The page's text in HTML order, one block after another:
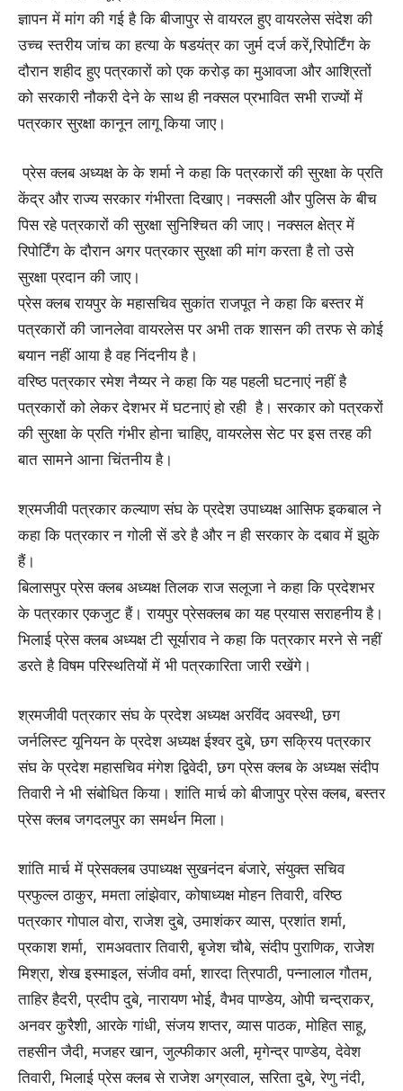
ज्ञापन में मांग की गई है कि बीजापुर से वायरल हुए वायरलेस संदेश की
उच्च स्तरीय जांच का हत्या के षडयंत्र का जुर्म दर्ज करें,रिपोर्टिंग के
दौरान शहीद हुए पत्रकारों को एक करोड़ का मुआवजा और आश्रितों
को सरकारी नौकरी देने के साथ ही नक्सल प्रभावित सभी राज्यों में
पत्रकार सुरक्षा कानून लागू किया जाए।
प्रेस क्लब अध्यक्ष के के शर्मा ने कहा कि पत्रकारों की सुरक्षा के प्रति
केंद्र और राज्य सरकार गंभीरता दिखाए। नक्सली और पुलिस के बीच
पिस रहे पत्रकारों की सुरक्षा सुनिश्चित की जाए। नक्सल क्षेत्र में
रिपोर्टिंग के दौरान अगर पत्रकार सुरक्षा की मांग करता है तो उसे
सुरक्षा प्रदान की जाए।
प्रेस क्लब रायपुर के महासचिव सुकांत राजपूत ने कहा कि बस्तर में
पत्रकारों की जानलेवा वायरलेस पर अभी तक शासन की तरफ से कोई
बयान नहीं आया है वह निंदनीय है।
वरिष्ठ पत्रकार रमेश नैय्यर ने कहा कि यह पहली घटनाएं नहीं है
पत्रकारों को लेकर देशभर में घटनाएं हो रही है। सरकार को पत्रकरों
की सुरक्षा के प्रति गंभीर होना चाहिए, वायरलेस सेट पर इस तरह की
बात सामने आना चिंतनीय है।
श्रमजीवी पत्रकार कल्याण संघ के प्रदेश उपाध्यक्ष आसिफ इकबाल ने
कहा कि पत्रकार न गोली सें डरे है और न ही सरकार के दबाव में झुके
हैं।
बिलासपुर प्रेस क्लब अध्यक्ष तिलक राज सलूजा ने कहा कि प्रदेशभर
के पत्रकार एकजुट हैं। रायपुर प्रेसक्लब का यह प्रयास सराहनीय है।
भिलाई प्रेस क्लब अध्यक्ष टी सूर्याराव ने कहा कि पत्रकार मरने से नहीं
डरते है विषम परिस्थतियों में भी पत्रकारिता जारी रखेंगे।
श्रमजीवी पत्रकार संघ के प्रदेश अध्यक्ष अरविंद अवस्थी, छग
जर्नलिस्ट यूनियन के प्रदेश अध्यक्ष ईश्वर दुबे, छग सक्रिय पत्रकार
संघ के प्रदेश महासचिव मंगेश द्विवेदी, छग प्रेस क्लब के अध्यक्ष संदीप
तिवारी ने भी संबोधित किया। शांति मार्च को बीजापुर प्रेस क्लब, बस्तर
प्रेस क्लब जगदलपुर का समर्थन मिला।
शांति मार्च में प्रेसक्लब उपाध्यक्ष सुखनंदन बंजारे, संयुक्त सचिव
प्रफुल्ल ठाकुर, ममता लांझेवार, कोषाध्यक्ष मोहन तिवारी, वरिष्ठ
पत्रकार गोपाल वोरा, राजेश दुबे, उमाशंकर व्यास, प्रशांत शर्मा,
प्रकाश शर्मा, रामअवतार तिवारी, बृजेश चौबे, संदीप पुराणिक, राजेश
मिश्रा, शेख इस्माइल, संजीव वर्मा, शारदा त्रिपाठी, पन्नालाल गौतम,
ताहिर हैदरी, प्रदीप दुबे, नारायण भोई, वैभव पाण्डेय, ओपी चन्द्राकर,
अनवर कुरैशी, आरके गांधी, संजय शप्तर, व्यास पाठक, मोहित साहू,
तहसीन जैदी, मजहर खान, जुल्फीकार अली, मृगेन्द्र पाण्डेय, देवेश
तिवारी, भिलाई प्रेस क्लब से राजेश अग्रवाल, सरिता दुबे, रेणु नंदी,